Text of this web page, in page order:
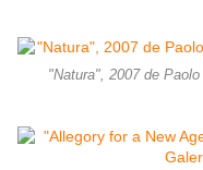
"Natura", 2007 de